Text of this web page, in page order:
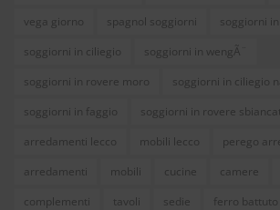
vega giorno
spagnol soggiorni
soggiorni
soggiorni in ciliegio
soggiorni in wengÃ¨
soggiorni in rovere moro
soggiorni in ciliegio
soggiorni in faggio
soggiorni in rovere
arredamenti lecco
mobili lecco
perego
arredamenti
mobili cucine camere
complementi
tavoli sedie ferro battuto